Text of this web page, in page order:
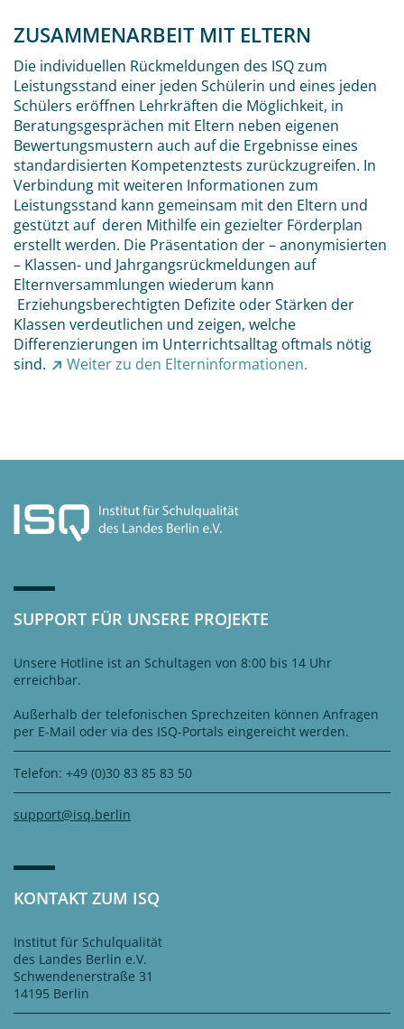
ZUSAMMENARBEIT MIT ELTERN
Die individuellen Rückmeldungen des ISQ zum
Leistungsstand einer jeden Schülerin und eines jeden
Schülers eröffnen Lehrkräften die Möglichkeit, in
Beratungsgesprächen mit Eltern neben eigenen
Bewertungsmustern auch auf die Ergebnisse eines
standardisierten Kompetenztests zurückzugreifen. In
Verbindung mit weiteren Informationen zum
Leistungsstand kann gemeinsam mit den Eltern und
gestützt auf deren Mithilfe ein gezielter Förderplan
erstellt werden. Die Präsentation der – anonymisierten
– Klassen- und Jahrgangsrückmeldungen auf
Elternversammlungen wiederum kann
Erziehungsberechtigten Defizite oder Stärken der
Klassen verdeutlichen und zeigen, welche
Differenzierungen im Unterrichtsalltag oftmals nötig
sind.
Weiter zu den Elterninformationen.
SUPPORT FÜR UNSERE PROJEKTE
Unsere Hotline ist an Schultagen von 8:00 bis 14 Uhr
erreichbar.
Außerhalb der telefonischen Sprechzeiten können Anfragen
per E-Mail oder via des ISQ-Portals eingereicht werden.
Telefon: +49 (0)30 83 85 83 50
support@isq.berlin
KONTAKT ZUM ISQ
Institut für Schulqualität
des Landes Berlin e.V.
Schwendenerstraße 31
14195 Berlin